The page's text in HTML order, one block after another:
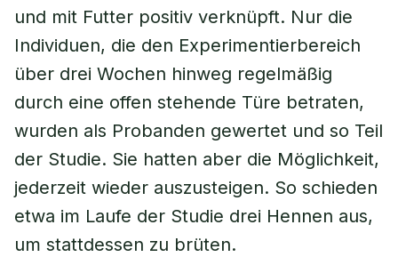
und mit Futter positiv verknüpft. Nur die
Individuen, die den Experimentierbereich
über drei Wochen hinweg regelmäßig
durch eine offen stehende Türe betraten,
wurden als Probanden gewertet und so Teil
der Studie. Sie hatten aber die Möglichkeit,
jederzeit wieder auszusteigen. So schieden
etwa im Laufe der Studie drei Hennen aus,
um stattdessen zu brüten.